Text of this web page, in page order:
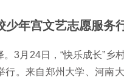
牛志伟带来的相声《快乐
。3月24日，“快乐成长”
行。来自郑州大学、河南